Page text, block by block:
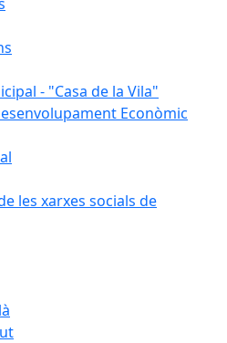
- "Casa de la Vila"
Econòmic
les xarxes socials de